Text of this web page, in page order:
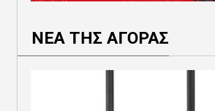
ΝΕΑ ΤΗΣ ΑΓΟΡΑΣ